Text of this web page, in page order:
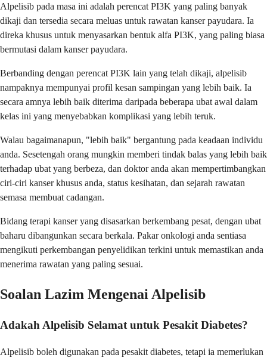
Alpelisib pada masa ini adalah perencat PI3K yang paling banyak
dikaji dan tersedia secara meluas untuk rawatan kanser payudara. Ia
direka khusus untuk menyasarkan bentuk alfa PI3K, yang paling biasa
bermutasi dalam kanser payudara.
Berbanding dengan perencat PI3K lain yang telah dikaji, alpelisib
nampaknya mempunyai profil kesan sampingan yang lebih baik. Ia
secara amnya lebih baik diterima daripada beberapa ubat awal dalam
kelas ini yang menyebabkan komplikasi yang lebih teruk.
Walau bagaimanapun, "lebih baik" bergantung pada keadaan individu
anda. Sesetengah orang mungkin memberi tindak balas yang lebih baik
terhadap ubat yang berbeza, dan doktor anda akan mempertimbangkan
ciri-ciri kanser khusus anda, status kesihatan, dan sejarah rawatan
semasa membuat cadangan.
Bidang terapi kanser yang disasarkan berkembang pesat, dengan ubat
baharu dibangunkan secara berkala. Pakar onkologi anda sentiasa
mengikuti perkembangan penyelidikan terkini untuk memastikan anda
menerima rawatan yang paling sesuai.
Soalan Lazim Mengenai Alpelisib
Adakah Alpelisib Selamat untuk Pesakit Diabetes?
Alpelisib boleh digunakan pada pesakit diabetes, tetapi ia memerlukan